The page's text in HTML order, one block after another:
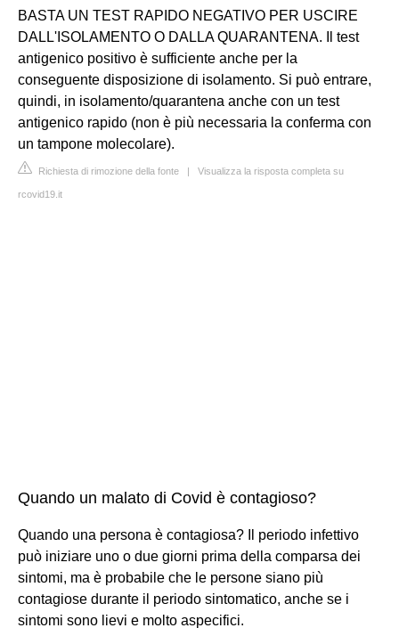
BASTA UN TEST RAPIDO NEGATIVO PER USCIRE
DALL'ISOLAMENTO O DALLA QUARANTENA. Il test
antigenico positivo è sufficiente anche per la
conseguente disposizione di isolamento. Si può entrare,
quindi, in isolamento/quarantena anche con un test
antigenico rapido (non è più necessaria la conferma con
un tampone molecolare).
Richiesta di rimozione della fonte | Visualizza la risposta completa su
rcovid19.it
Quando un malato di Covid è contagioso?
Quando una persona è contagiosa? Il periodo infettivo
può iniziare uno o due giorni prima della comparsa dei
sintomi, ma è probabile che le persone siano più
contagiose durante il periodo sintomatico, anche se i
sintomi sono lievi e molto aspecifici.